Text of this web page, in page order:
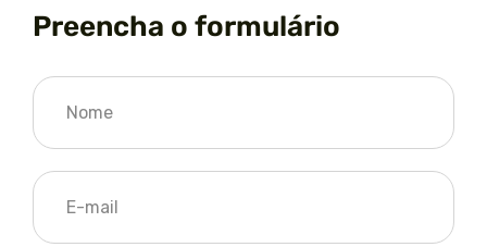
Preencha o formulário